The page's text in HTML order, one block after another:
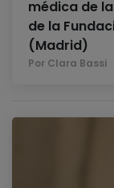
médica de
de la
(Madrid)
Por Clara Bassi